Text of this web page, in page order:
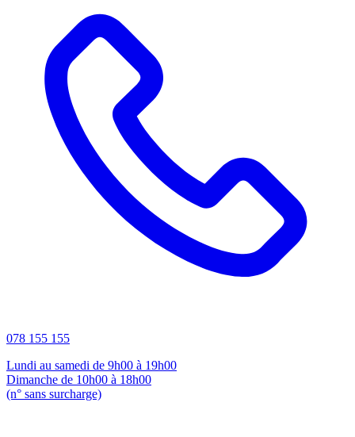
078 155 155
Lundi au samedi de 9h00 à 19h00
Dimanche de 10h00 à 18h00
(n° sans surcharge)